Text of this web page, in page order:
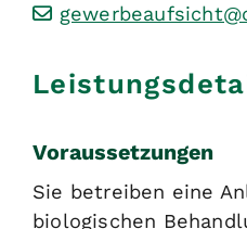
Voraussetzungen
Sie betreiben eine
biologischen